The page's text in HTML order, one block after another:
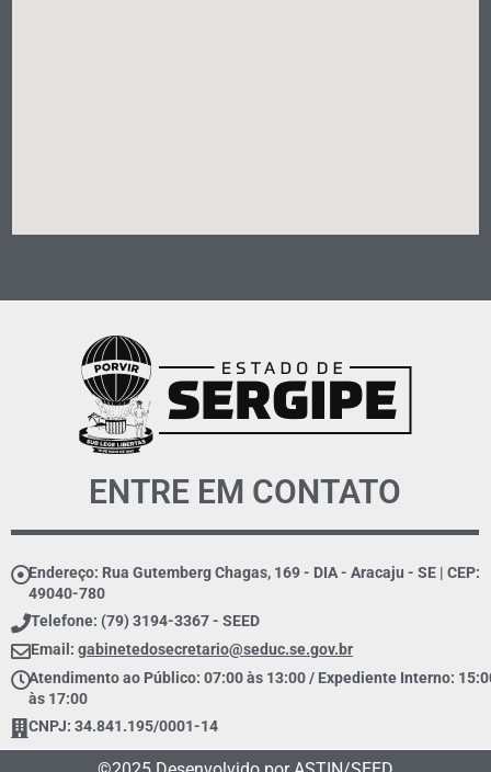
ENTRE EM CONTATO
Endereço: Rua Gutemberg Chagas, 169 - DIA - Aracaju - SE | CEP:
49040-780
Telefone: (79) 3194-3367 - SEED
Email: gabinetedosecretario@seduc.se.gov.br
Atendimento ao Público: 07:00 às 13:00 / Expediente Interno:
às 17:00
CNPJ: 34.841.195/0001-14